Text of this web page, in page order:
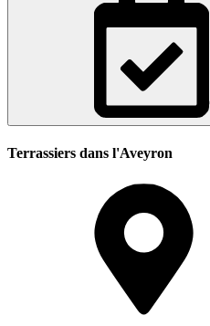
Terrassiers dans l'Aveyron